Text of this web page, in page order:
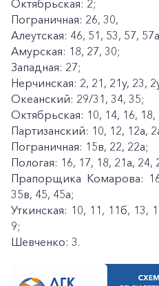
Октябрьская: 2;
Пограничная: 26, 30,
Алеутская: 46, 51, 53, 57,
Амурская: 18, 27, 30;
Западная: 27;
Нерчинская: 2, 21, 21у, 23,
Океанский: 29/31, 34, 35;
Октябрьская: 10, 14, 16, 18,
Партизанский: 10, 12, 12а,
Пограничная: 15в, 22, 22а;
Пологая: 16, 17, 18, 21а, 24,
Прапорщика Комарова:
35в, 45, 45а;
Уткинская: 10, 11, 11б, 13,
9;
Шевченко: 3.